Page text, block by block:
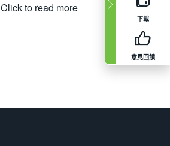
下載
意見回饋
Click to read more